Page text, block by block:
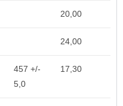
20,00
24,00
457 +/-
5,0
17,30